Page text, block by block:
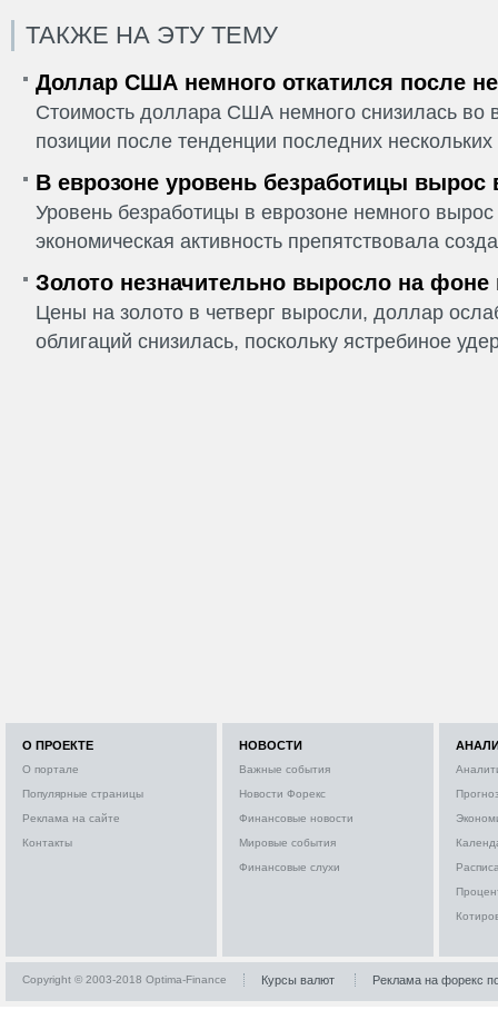
ТАКЖЕ НА ЭТУ ТЕМУ
Доллар США немного откатился после
Стоимость доллара США немного снизилась во
позиции после тенденции последних
В еврозоне уровень безработицы вырос
Уровень безработицы в еврозоне немного
экономическая активность препятствовала
Золото незначительно выросло на фоне
Цены на золото в четверг выросли, доллар
облигаций снизилась, поскольку ястребиное
О ПРОЕКТЕ
О портале
Популярные страницы
Реклама на сайте
Контакты
НОВОСТИ
Важные события
Новости Форекс
Финансовые новости
Мировые события
Финансовые слухи
Copyright © 2003-2018 Optima-Finance Курсы валют Реклама на форекс